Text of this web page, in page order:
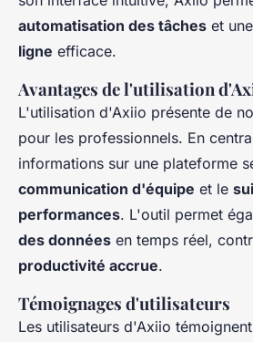
automatisation des tâches et une
ligne efficace.
Avantages de l'utilisation
L'utilisation d'Axiio présente de
pour les professionnels. En
informations sur une plateforme
communication d'équipe et le
performances. L'outil permet
des données en temps réel,
productivité accrue.
Témoignages d'utilisateurs
Les utilisateurs d'Axiio